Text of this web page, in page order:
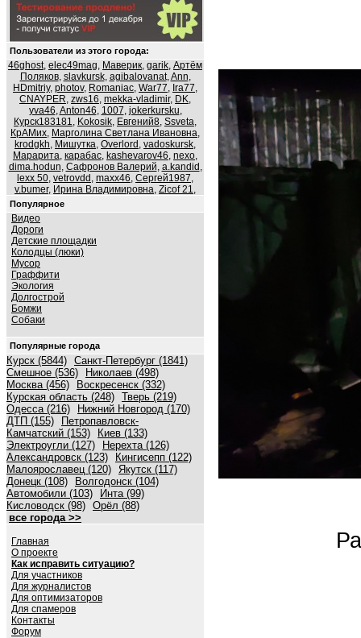
Пользователи из этого города:
46ghost, elec49mag, Маверик, garik, Артём
Поляков, slavkursk, agibalovanat,Ann,
HDmitriy, photov, Romaniac, War77, Ira77,
CNAYPER, zws16, mekka-vladimir, DK,
yva46,Anton46, 1007, jokerkursku,
Курск183181, Kokosik, Евгений8, Ssveta,
КрАМих, Марголина Светлана Ивановна,
krodgkh, Мишутка, Overlord , vadoskursk,
Марарита, карабас, kashevarov46, nexo,
dima.hodun, Сафронов Валерий, a.kandid ,
lexx 50, vetrovdd , maxx46, Сергей1987,
v.bumer, Ирина Владимировна, Zicof 21,
Популярное
Видео
Дороги
Детские площадки
Колодцы (люки)
Мусор
Граффити
Экология
Долгострой
Бомжи
Собаки
Популярные города
Курск (5844) Санкт-Петербург (1841)
Смешное (536)
Николаев (498)
Москва (456)
Воскресенск (332)
Курская область (248) Тверь (219)
Одесса (216)
Нижний Новгород (170)
ДТП (155)
Петропавловск-
Камчатский (153)
Киев (133)
Электроугли (127)
Нерехта (126)
Александровск (123)
Кингисепп (122)
Малоярославец (120) Якутск (117)
Донецк (108)
Волгодонск (104)
Автомобили (103)
Инта (99)
Кисловодск (98) Орёл (88)
все города >>
Главная
О проекте
Как исправить ситуацию?
Для участников
Для журналистов
Для оптимизаторов
Для спамеров
Контакты
Форум